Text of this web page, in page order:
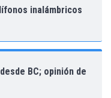
inalámbricos
BC; opinión de